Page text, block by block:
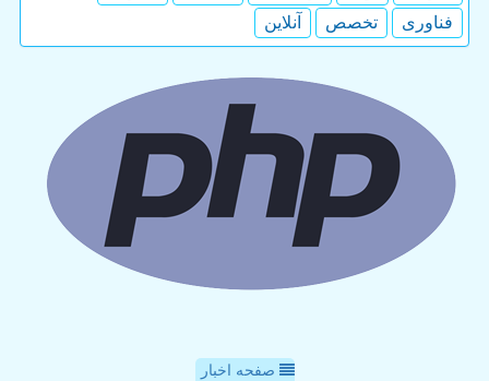
فناوری
تخصص آنلاین
صفحه اخبار